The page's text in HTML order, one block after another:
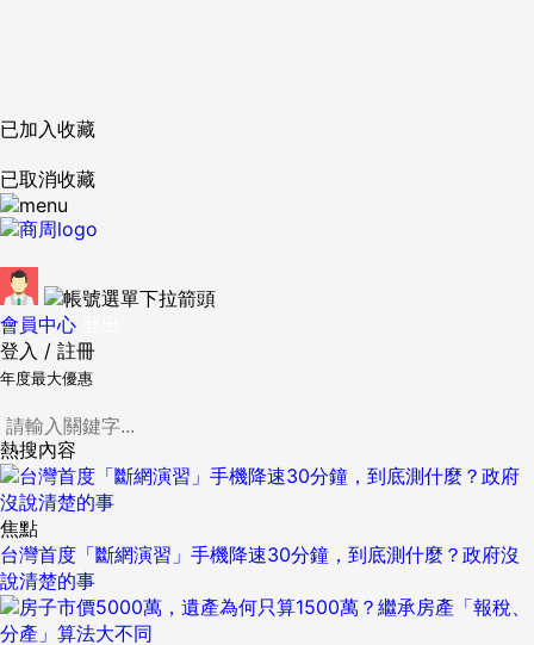
已加入收藏
已取消收藏
會員中心
登入 / 註冊
年度最大優惠
熱搜內容
焦點
台灣首度「斷網演習」手機降速30分鐘，到底測什麼？政府沒
說清楚的事